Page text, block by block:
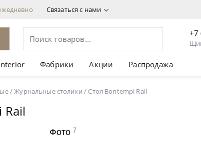
Связаться с нами
+7
Фабрики Акции Распродажа
/Журнальные столики / Стол Bontempi Rail
Фото 7